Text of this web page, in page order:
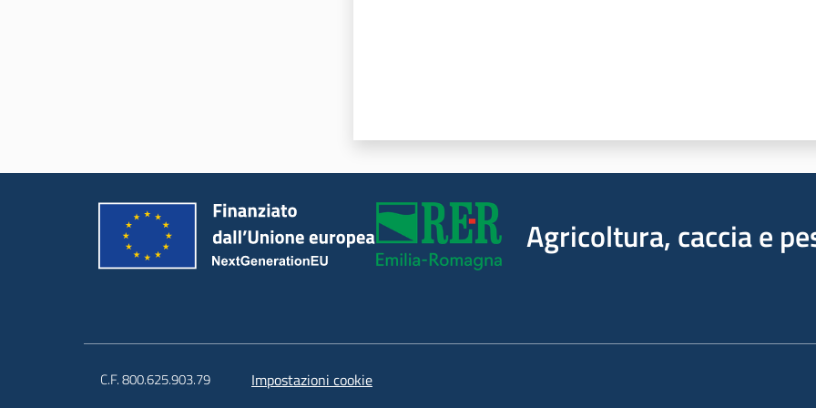
Agricoltura, caccia e
C.F. 800.625.903.79 Impostazioni cookie